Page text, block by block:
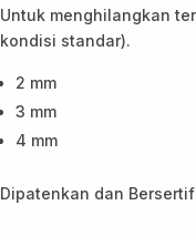
Untuk menghilangkan
kondisi standar).
2 mm
3 mm
4 mm
Dipatenkan dan